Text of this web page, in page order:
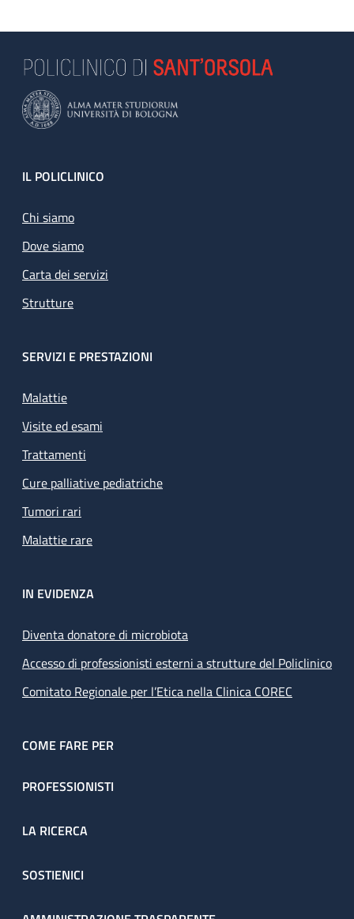
Footer
IL POLICLINICO
Chi siamo
Dove siamo
Carta dei servizi
Strutture
SERVIZI E PRESTAZIONI
Malattie
Visite ed esami
Trattamenti
Cure palliative pediatriche
Tumori rari
Malattie rare
IN EVIDENZA
Diventa donatore di microbiota
Accesso di professionisti esterni a strutture del Policlinico
Comitato Regionale per l’Etica nella Clinica COREC
COME FARE PER
PROFESSIONISTI
LA RICERCA
SOSTIENICI